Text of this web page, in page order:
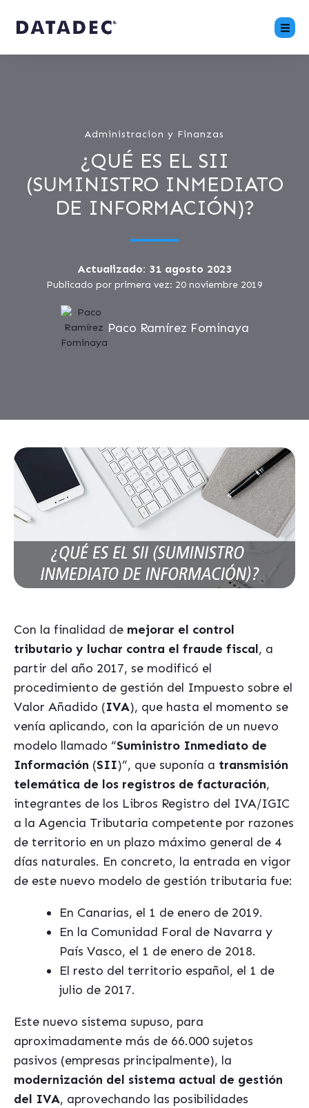
Administracion y Finanzas
¿QUÉ ES EL SII
(SUMINISTRO INMEDIATO
DE INFORMACIÓN)?
Actualizado: 31 agosto 2023
Publicado por primera vez: 20 noviembre 2019
Paco Ramírez Fominaya
Con la finalidad de mejorar el control
tributario y luchar contra el fraude fiscal, a
partir del año 2017, se modificó el
procedimiento de gestión del Impuesto sobre el
Valor Añadido (IVA), que hasta el momento se
venía aplicando, con la aparición de un nuevo
modelo llamado “Suministro Inmediato de
Información (SII)”, que suponía a transmisión
telemática de los registros de facturación,
integrantes de los Libros Registro del IVA/IGIC
a la Agencia Tributaria competente por razones
de territorio en un plazo máximo general de 4
días naturales. En concreto, la entrada en vigor
de este nuevo modelo de gestión tributaria fue:
En Canarias, el 1 de enero de 2019.
En la Comunidad Foral de Navarra y
País Vasco, el 1 de enero de 2018.
El resto del territorio español, el 1 de
julio de 2017.
Este nuevo sistema supuso, para
aproximadamente más de 66.000 sujetos
pasivos (empresas principalmente), la
modernización del sistema actual de gestión
del IVA, aprovechando las posibilidades